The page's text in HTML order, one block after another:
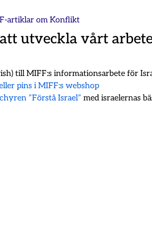
artiklar om Konflikt
utveckla vårt
till MIFF:s informationsarbete för
pins i MIFF:s webshop
”Förstå Israel” med israelernas